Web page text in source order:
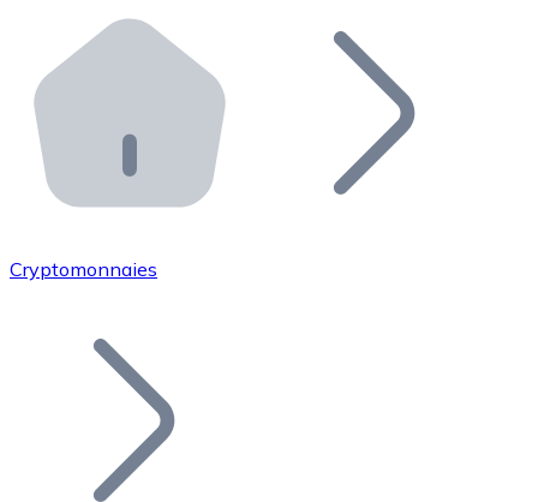
Distributeurs automatiques Bitnovo
Intégrez un ATM Bitnovo dans votre entreprise et
API Bitnovo
Intégrez notre API dans votre écosystème.
Rejoignez notre réseau de distributeurs et
Ajoutez le token de votre projet à notre service
Cryptomonnaies